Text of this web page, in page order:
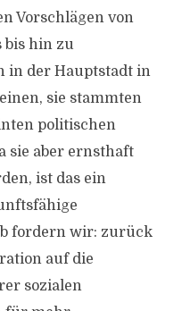
Vorschlägen von
bis hin zu
in der Hauptstadt in
sie stammten
politischen
sie aber ernsthaft
ist das ein
fordern wir: zurück
auf die
sozialen